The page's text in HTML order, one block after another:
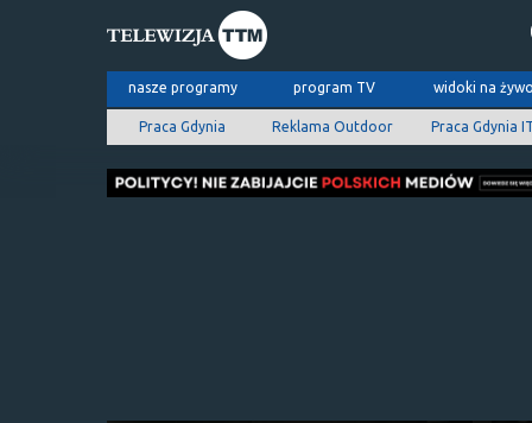
nasze programy program TV widoki na
Praca Gdynia Reklama Outdoor Praca Gdynia